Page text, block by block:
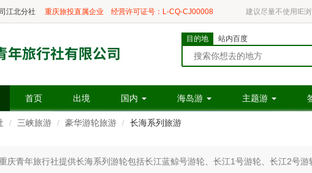
江北分社 重庆旅投直属企业 经营许可证号：L-CQ-CJ00008 建议尽量不使用IE
目的地 站内百度
首页 出境 国内 海岛游 主题游
三峡旅游 豪华游轮旅游 长海系列旅游
庆青年旅行社提供长海系列游轮包括长江蓝鲸号游轮、长江1号游轮、长江2号